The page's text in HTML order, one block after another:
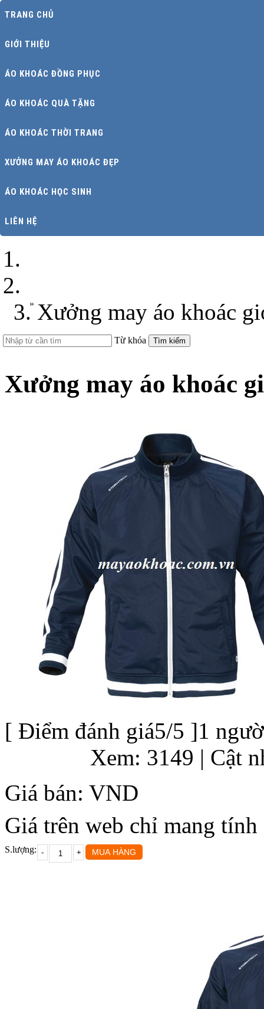
TRANG CHỦ
GIỚI THIỆU
ÁO KHOÁC ĐỒNG PHỤC
ÁO KHOÁC QUÀ TẶNG
ÁO KHOÁC THỜI TRANG
XƯỞNG MAY ÁO KHOÁC ĐẸP
ÁO KHOÁC HỌC SINH
LIÊN HỆ
» Xưởng may áo khoác
Từ khóa Tìm kiếm
Xưởng may áo khoác
[ Điểm đánh giá5/5 ]1
Xem: 3149 | Cật
Giá bán: VND
Giá trên web chỉ mang tính
S.lượng: